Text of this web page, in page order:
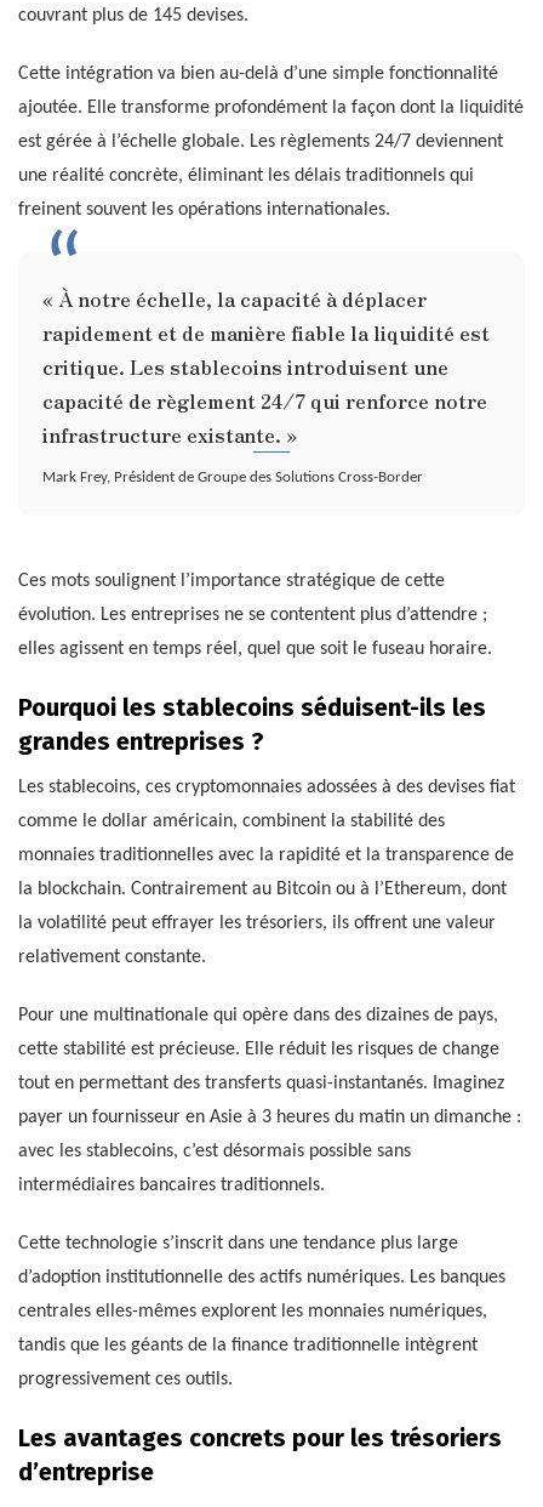
couvrant plus de 145 devises.
Cette intégration va bien au-delà d’une simple fonctionnalité
ajoutée. Elle transforme profondément la façon dont la liquidité
est gérée à l’échelle globale. Les règlements 24/7 deviennent
une réalité concrète, éliminant les délais traditionnels qui
freinent souvent les opérations internationales.
« À notre échelle, la capacité à déplacer
rapidement et de manière fiable la liquidité est
critique. Les stablecoins introduisent une
capacité de règlement 24/7 qui renforce notre
infrastructure existante. »
Mark Frey, Président de Groupe des Solutions Cross-Border
Ces mots soulignent l’importance stratégique de cette
évolution. Les entreprises ne se contentent plus d’attendre ;
elles agissent en temps réel, quel que soit le fuseau horaire.
Pourquoi les stablecoins séduisent-ils les
grandes entreprises ?
Les stablecoins, ces cryptomonnaies adossées à des devises fiat
comme le dollar américain, combinent la stabilité des
monnaies traditionnelles avec la rapidité et la transparence de
la blockchain. Contrairement au Bitcoin ou à l’Ethereum, dont
la volatilité peut effrayer les trésoriers, ils offrent une valeur
relativement constante.
Pour une multinationale qui opère dans des dizaines de pays,
cette stabilité est précieuse. Elle réduit les risques de change
tout en permettant des transferts quasi-instantanés. Imaginez
payer un fournisseur en Asie à 3 heures du matin un dimanche :
avec les stablecoins, c’est désormais possible sans
intermédiaires bancaires traditionnels.
Cette technologie s’inscrit dans une tendance plus large
d’adoption institutionnelle des actifs numériques. Les banques
centrales elles-mêmes explorent les monnaies numériques,
tandis que les géants de la finance traditionnelle intègrent
progressivement ces outils.
Les avantages concrets pour les trésoriers
d’entreprise